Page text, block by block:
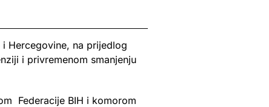
Hercegovine, na prijedlog
i privremenom smanjenju
Federacije BIH i komorom